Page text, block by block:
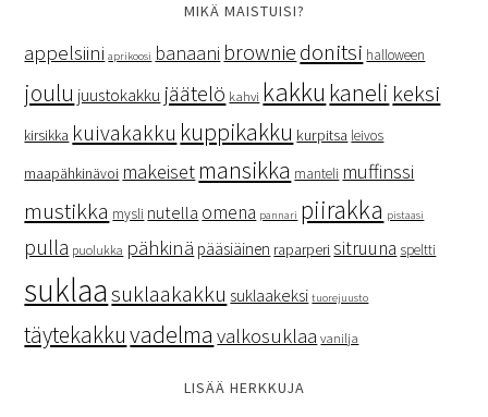
MIKÄ MAISTUISI?
appelsiini aprikoosi banaani brownie donitsi halloween
joulu juustokakku jäätelö kahvi kakku kaneli keksi
kirsikka kuivakakku kuppikakku kurpitsa leivos
maapähkinävoi makeiset mansikka manteli muffinssi
mustikka mysli nutella omena pannari piirakka pistaasi
pulla puolukka pähkinä pääsiäinen raparperi sitruuna speltti
suklaa suklaakakku suklaakeksi tuorejuusto
täytekakkuvadelma valkosuklaa vanilja
LISÄÄ HERKKUJA